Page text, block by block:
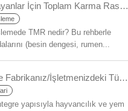
Yeni Başlayanlar İçin Toplam Karma Rasyon (TMR) Nedir?
TMR nedir? Bu rehberle
(besin dengesi, rumen...
YemYap ile Fabrikanız/İşletmenizdeki Tüm Yem Süreçleri Tek Bir Platformda: Entegrasyonun Getirdiği Kolaylık
yapısıyla hayvancılık ve yem